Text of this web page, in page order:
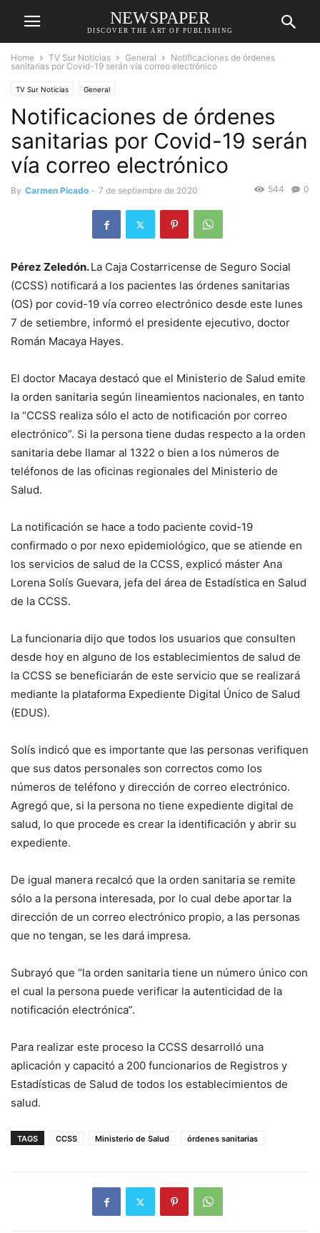
NEWSPAPER
DISCOVER THE ART OF PUBLISHING
Home TV Sur Noticias General
Notificaciones de órdenes
sanitarias por Covid-19 serán vía correo electrónico
TV Sur Noticias General
Notificaciones de órdenes
sanitarias por Covid-19 serán
vía correo electrónico
By Carmen Picado - 7 de septiembre de 2020 0
544
Pérez Zeledón.La Caja Costarricense de Seguro Social
(CCSS) notificará a los pacientes las órdenes sanitarias
(OS) por covid-19 vía correo electrónico desde este lunes
7 de setiembre, informó el presidente ejecutivo, doctor
Román Macaya Hayes.
El doctor Macaya destacó que el Ministerio de Salud emite
la orden sanitaria según lineamientos nacionales, en tanto
la “CCSS realiza sólo el acto de notificación por correo
electrónico”. Si la persona tiene dudas respecto a la orden
sanitaria debe llamar al 1322 o bien a los números de
teléfonos de las oficinas regionales del Ministerio de
Salud.
La notificación se hace a todo paciente covid-19
confirmado o por nexo epidemiológico, que se atiende en
los servicios de salud de la CCSS, explicó máster Ana
Lorena Solís Guevara, jefa del área de Estadística en Salud
de la CCSS.
La funcionaria dijo que todos los usuarios que consulten
desde hoy en alguno de los establecimientos de salud de
la CCSS se beneficiarán de este servicio que se realizará
mediante la plataforma Expediente Digital Único de Salud
(EDUS).
Solís indicó que es importante que las personas verifiquen
que sus datos personales son correctos como los
números de teléfono y dirección de correo electrónico.
Agregó que, si la persona no tiene expediente digital de
salud, lo que procede es crear la identificación y abrir su
expediente.
De igual manera recalcó que la orden sanitaria se remite
sólo a la persona interesada, por lo cual debe aportar la
dirección de un correo electrónico propio, a las personas
que no tengan, se les dará impresa.
Subrayó que “la orden sanitaria tiene un número único con
el cual la persona puede verificar la autenticidad de la
notificación electrónica”.
Para realizar este proceso la CCSS desarrolló una
aplicación y capacitó a 200 funcionarios de Registros y
Estadísticas de Salud de todos los establecimientos de
salud.
TAGS CCSS Ministerio de Salud órdenes sanitarias